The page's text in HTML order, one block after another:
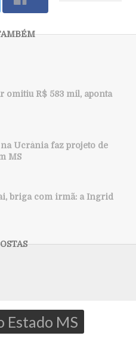
omitiu R$ 583 mil, aponta
Ucrânia faz projeto de
MS
briga com irmã: a Ingrid
Estado MS